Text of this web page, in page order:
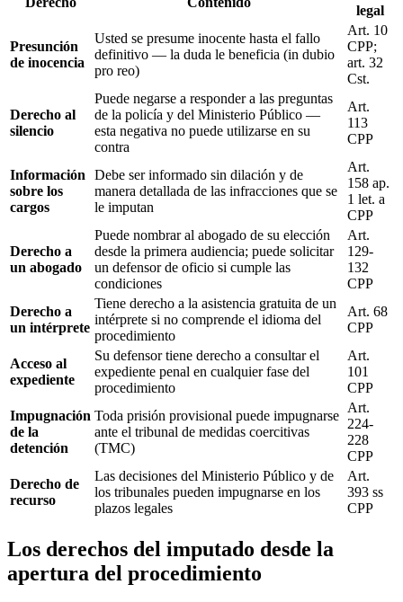
legal
Presunción
de inocencia
Usted se presume inocente hasta el fallo
definitivo — la duda le beneficia (in dubio
pro reo)
Art. 10
CPP;
art. 32
Cst.
Derecho al
silencio
Puede negarse a responder a las preguntas
de la policía y del Ministerio Público —
esta negativa no puede utilizarse en su
contra
Art.
113
CPP
Información
sobre los
cargos
Debe ser informado sin dilación y de
manera detallada de las infracciones que se
le imputan
Art.
158 ap.
1 let. a
CPP
Derecho a
un abogado
Puede nombrar al abogado de su elección
desde la primera audiencia; puede solicitar
un defensor de oficio si cumple las
condiciones
Art.
129-
132
CPP
Derecho a
un intérprete
Tiene derecho a la asistencia gratuita de un
intérprete si no comprende el idioma del
procedimiento
Art. 68
CPP
Acceso al
expediente
Su defensor tiene derecho a consultar el
expediente penal en cualquier fase del
procedimiento
Art.
101
CPP
Impugnación
de la
detención
Toda prisión provisional puede impugnarse
ante el tribunal de medidas coercitivas
(TMC)
Art.
224-
228
CPP
Derecho de
recurso
Las decisiones del Ministerio Público y de
los tribunales pueden impugnarse en los
plazos legales
Art.
393 ss
CPP
Los derechos del imputado desde la
apertura del procedimiento